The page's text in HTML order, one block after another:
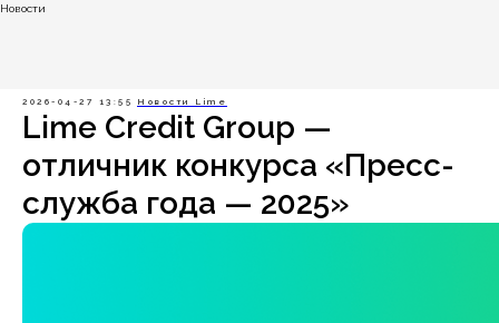
Новости
2026-04-27 13:55 Новости Lime
Lime Credit Group —
отличник конкурса «Пресс-
служба года — 2025»